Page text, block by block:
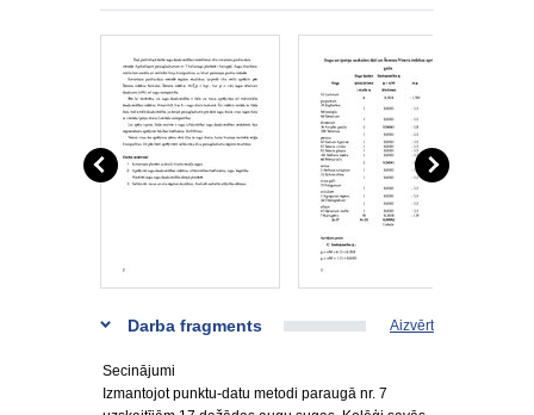
Darba fragments Aizvērt
Secinājumi
Izmantojot punktu-datu metodi paraugā nr. 7